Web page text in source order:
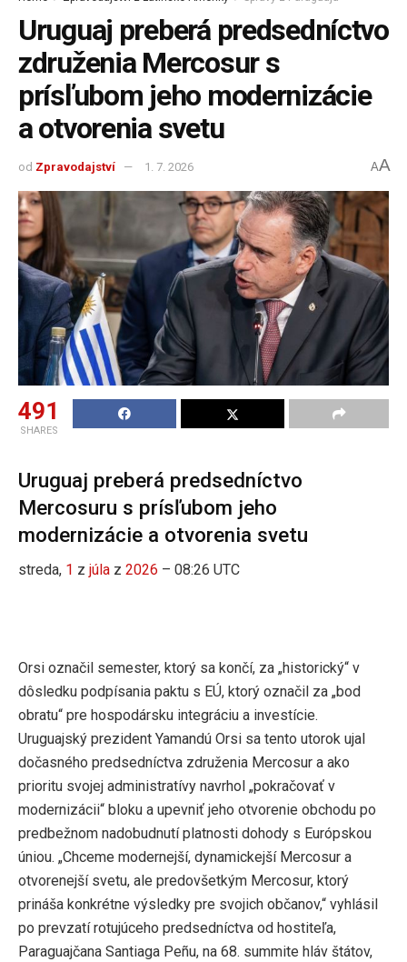
Uruguaj preberá predsedníctvo
združenia Mercosur s
prísľubom jeho modernizácie
a otvorenia svetu
od Zpravodajství 1. 7. 2026 AA
491
SHARES
Uruguaj preberá predsedníctvo
Mercosuru s prísľubom jeho
modernizácie a otvorenia svetu
streda, 1 z júla z 2026 – 08:26 UTC
Orsi označil semester, ktorý sa končí, za „historický“ v
dôsledku podpísania paktu s EÚ, ktorý označil za „bod
obratu“ pre hospodársku integráciu a investície.
Uruguajský prezident Yamandú Orsi sa tento utorok ujal
dočasného predsedníctva združenia Mercosur a ako
prioritu svojej administratívy navrhol „pokračovať v
modernizácii“ bloku a upevniť jeho otvorenie obchodu po
predbežnom nadobudnutí platnosti dohody s Európskou
úniou. „Chceme modernejší, dynamickejší Mercosur a
otvorenejší svetu, ale predovšetkým Mercosur, ktorý
prináša konkrétne výsledky pre svojich občanov,“ vyhlásil
po prevzatí rotujúceho predsedníctva od hostiteľa,
Paraguajčana Santiaga Peñu, na 68. summite hláv štátov,